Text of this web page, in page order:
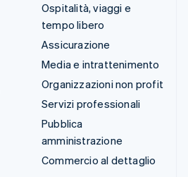
Ospitalità, viaggi e
tempo libero
Assicurazione
Media e intrattenimento
Organizzazioni non profit
Servizi professionali
Pubblica
amministrazione
Commercio al dettaglio